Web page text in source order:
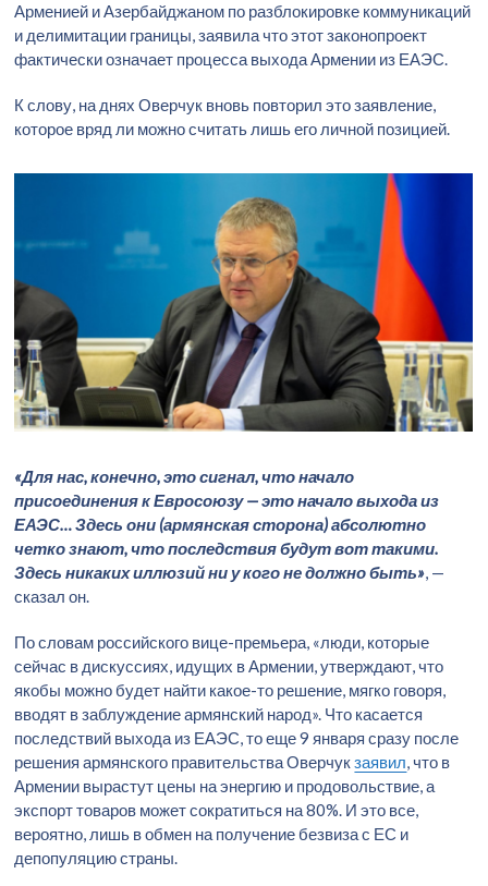
Арменией и Азербайджаном по разблокировке коммуникаций
и делимитации границы, заявила что этот законопроект
фактически означает процесса выхода Армении из ЕАЭС.
К слову, на днях Оверчук вновь повторил это заявление,
которое вряд ли можно считать лишь его личной позицией.
«Для нас, конечно, это сигнал, что начало
присоединения к Евросоюзу — это начало выхода из
ЕАЭС… Здесь они (армянская сторона) абсолютно
четко знают, что последствия будут вот такими.
Здесь никаких иллюзий ни у кого не должно быть», —
сказал он.
По словам российского вице-премьера, «люди, которые
сейчас в дискуссиях, идущих в Армении, утверждают, что
якобы можно будет найти какое-то решение, мягко говоря,
вводят в заблуждение армянский народ». Что касается
последствий выхода из ЕАЭС, то еще 9 января сразу после
решения армянского правительства Оверчукзаявил, что в
Армении вырастут цены на энергию и продовольствие, а
экспорт товаров может сократиться на 80%. И это все,
вероятно, лишь в обмен на получение безвиза с ЕС и
депопуляцию страны.